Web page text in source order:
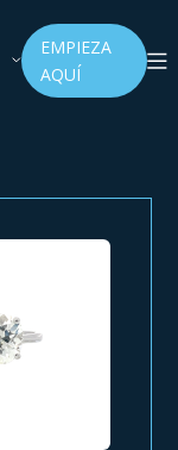
EMPIEZA
AQUÍ